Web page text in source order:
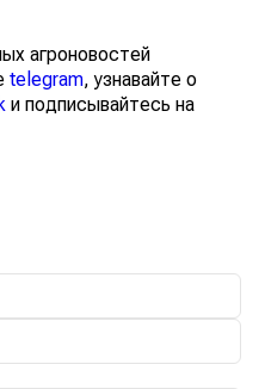
агроновостей
telegram, узнавайте о
и подписывайтесь на